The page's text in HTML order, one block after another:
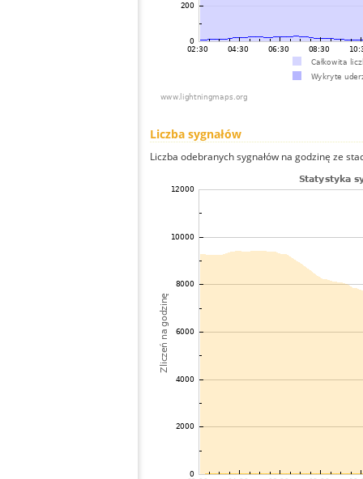
Liczba sygnałów
Liczba odebranych sygnałów na godzinę ze